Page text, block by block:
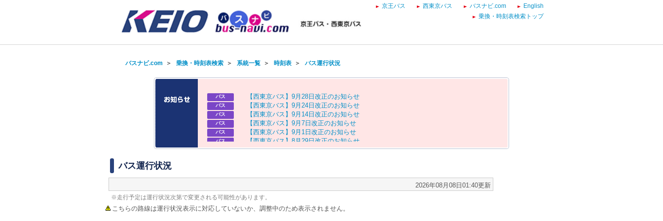
京王バス 西東京バス バスナビ.com
English
乗換・時刻表検索トップ
バスナビ.com ＞ 乗換・時刻表検索＞ 系統一覧＞ 時刻表＞ バス運行状況
バス 【西東京バス 】 9月 28 日 改正のお知 らせ
バス 【西東京バス 】 9月 24 日 改正のお知 らせ
バス 【西東京バス 】 9月 14 日 改正のお知 らせ
バス 【西東京バス 】 9月 7 日 改正のお知 らせ
バス 【西東京バス 】 9月 1 日 改正のお知 らせ
バス 【西東京バス 】 8 月 29日改正のお知 らせ
バス 【京王バス】お盆ダイヤのお知らせ
バス運行状況
2026年08月08日01:40更新
※走行予定は運行状況次第で変更される可能性があります。
こちらの路線は運行状況表示に対応していないか、調整中のため表示されません。